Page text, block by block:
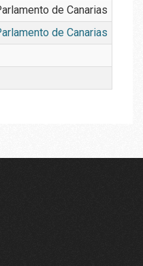
de Canarias
de Canarias